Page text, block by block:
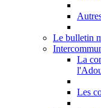
Le bulletin
La
Les